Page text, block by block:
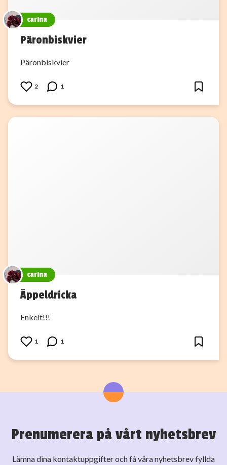
carina
Päronbiskvier
Päronbiskvier
2 1
carina
Äppeldricka
Enkelt!!!
1 1
Prenumerera på vårt nyhetsbrev
Lämna dina kontaktuppgifter och få våra nyhetsbrev fyllda